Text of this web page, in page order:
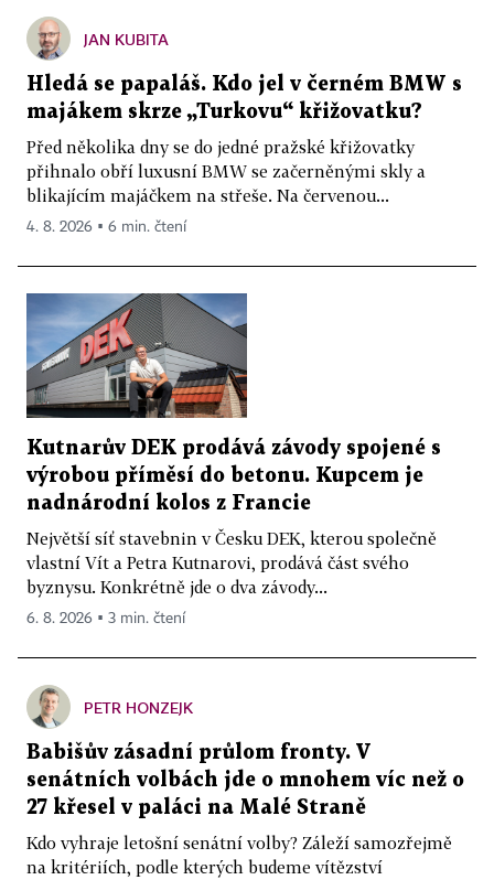
JAN KUBITA
Hledá se papaláš. Kdo jel v černém BMW s
majákem skrze „Turkovu“ křižovatku?
Před několika dny se do jedné pražské křižovatky
přihnalo obří luxusní BMW se začerněnými skly a
blikajícím majáčkem na střeše. Na červenou...
4. 8. 2026 ▪ 6 min. čtení
Kutnarův DEK prodává závody spojené s
výrobou příměsí do betonu. Kupcem je
nadnárodní kolos z Francie
Největší síť stavebnin v Česku DEK, kterou společně
vlastní Vít a Petra Kutnarovi, prodává část svého
byznysu. Konkrétně jde o dva závody...
6. 8. 2026 ▪ 3 min. čtení
PETR HONZEJK
Babišův zásadní průlom fronty. V
senátních volbách jde o mnohem víc než o
27 křesel v paláci na Malé Straně
Kdo vyhraje letošní senátní volby? Záleží samozřejmě
na kritériích, podle kterých budeme vítězství